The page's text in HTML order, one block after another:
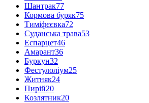
Шантрак77
Кормова буряк75
Тиміфєєвка72
Суданська трава53
Еспарцет46
Амарант36
Буркун32
Фестулоліум25
Житняк24
Пирій20
Козлятник20